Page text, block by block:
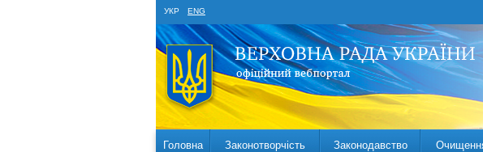
УКР ENG
Головна Законотворчість Законодавство